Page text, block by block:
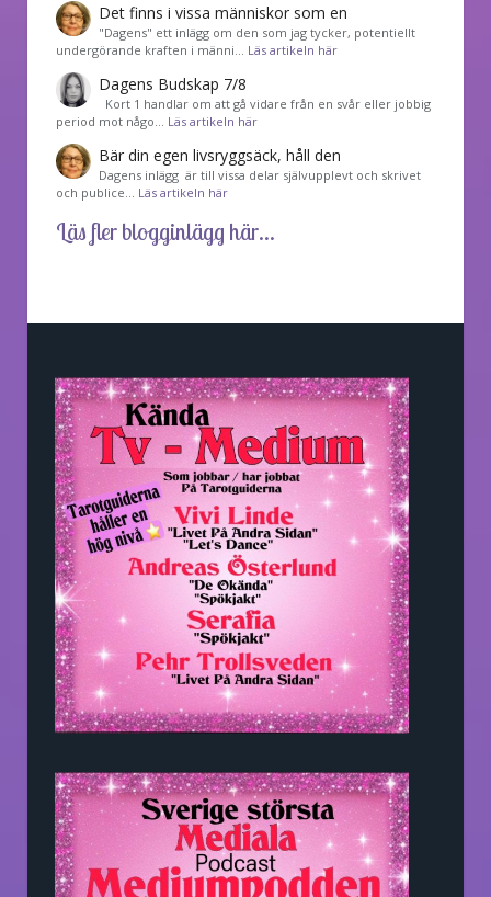
Det finns i vissa människor som en
"Dagens" ett inlägg om den som jag tycker, potentiellt
undergörande kraften i männi… Läs artikeln här
Dagens Budskap 7/8
Kort 1 handlar om att gå vidare från en svår eller jobbig
period mot någo… Läs artikeln här
Bär din egen livsryggsäck, håll den
Dagens inlägg är till vissa delar självupplevt och skrivet
och publice… Läs artikeln här
Läs fler blogginlägg här...